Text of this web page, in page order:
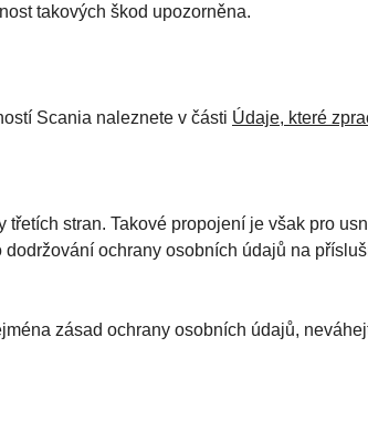
takových škod upozorněna.
Scania naleznete v části Údaje, které
stran. Takové propojení je však pro
ochrany osobních údajů na
zásad ochrany osobních údajů,